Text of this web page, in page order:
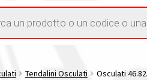
Chi siamoCondizioni generali
in italiaTutte le categorie dei
Tendalini Osculati Osculati